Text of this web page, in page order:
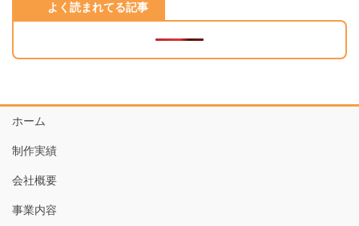
よく読まれてる記事
ホーム
制作実績
会社概要
事業内容